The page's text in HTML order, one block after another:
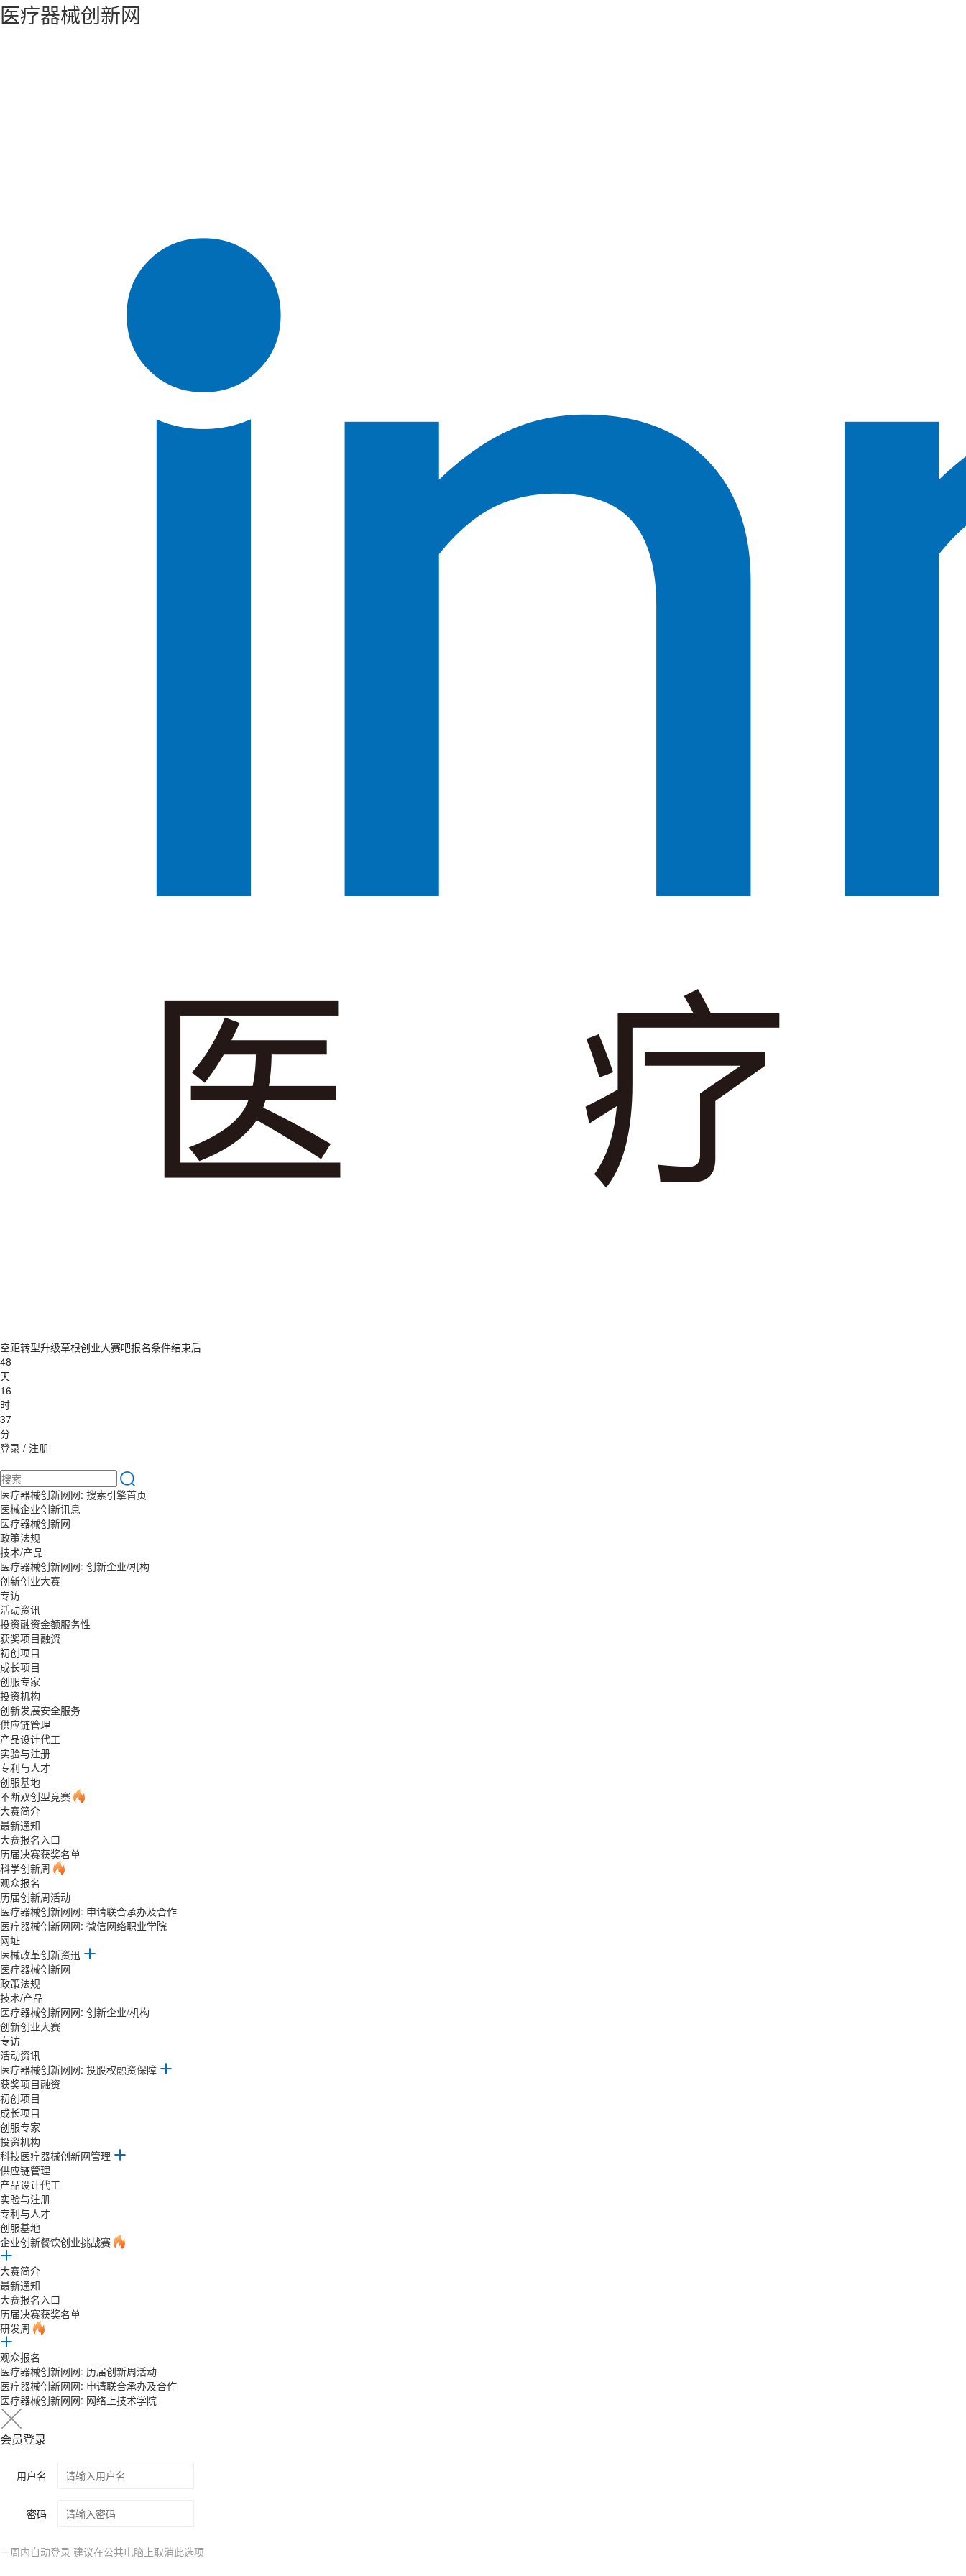
医疗器械创新网
空距转型升级草根创业大赛吧报名条件结束后
48
天
16
时
37
分
登录 / 注册
医疗器械创新网网: 搜索引擎首页
医械企业创新讯息
医疗器械创新网
政策法规
技术/产品
医疗器械创新网网: 创新企业/机构
创新创业大赛
专访
活动资讯
投资融资金额服务性
获奖项目融资
初创项目
成长项目
创服专家
投资机构
创新发展安全服务
供应链管理
产品设计代工
实验与注册
专利与人才
创服基地
不断双创型竞赛
大赛简介
最新通知
大赛报名入口
历届决赛获奖名单
科学创新周
观众报名
历届创新周活动
医疗器械创新网网: 申请联合承办及合作
医疗器械创新网网: 微信网络职业学院
网址
医械改革创新资迅
医疗器械创新网
政策法规
技术/产品
医疗器械创新网网: 创新企业/机构
创新创业大赛
专访
活动资讯
医疗器械创新网网: 投股权融资保障
获奖项目融资
初创项目
成长项目
创服专家
投资机构
科技医疗器械创新网管理
供应链管理
产品设计代工
实验与注册
专利与人才
创服基地
企业创新餐饮创业挑战赛
大赛简介
最新通知
大赛报名入口
历届决赛获奖名单
研发周
观众报名
医疗器械创新网网: 历届创新周活动
医疗器械创新网网: 申请联合承办及合作
医疗器械创新网网: 网络上技术学院
会员登录
用户名
密码
一周内自动登录 建议在公共电脑上取消此选项